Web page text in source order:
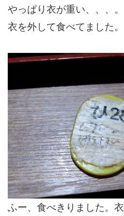
やっぱり衣が重い、、、
衣を外して食べてました。
ふー、食べきりました。